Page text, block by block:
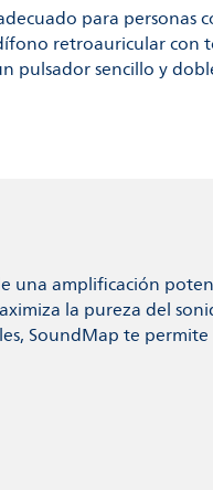
para personas
retroauricular con
pulsador sencillo y
una amplificación
la pureza del
SoundMap te